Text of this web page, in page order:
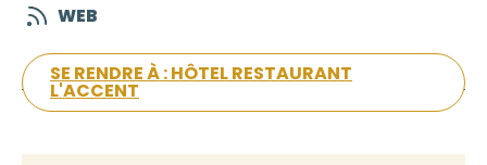
WEB
SE RENDRE À : HÔTEL RESTAURANT
L'ACCENT